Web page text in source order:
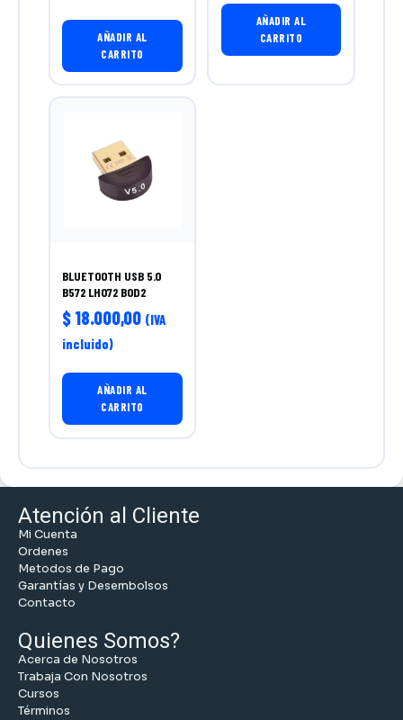
AÑADIR AL
CARRITO
AÑADIR AL
CARRITO
BLUETOOTH USB 5.0
B572 LH072 BOD2
$ 18.000,00 (IVA
incluido)
AÑADIR AL
CARRITO
Atención al Cliente
Mi Cuenta
Ordenes
Metodos de Pago
Garantías y Desembolsos
Contacto
Quienes Somos?
Acerca de Nosotros
Trabaja Con Nosotros
Cursos
Términos